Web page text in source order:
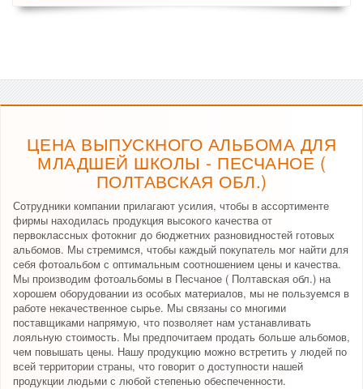
ЦЕНА ВЫПУСКНОГО АЛЬБОМА ДЛЯ
МЛАДШЕЙ ШКОЛЫ - ПЕСЧАНОЕ (
ПОЛТАВСКАЯ ОБЛ.)
Сотрудники компании прилагают усилия, чтобы в ассортименте
фирмы находилась продукция высокого качества от
первоклассных фотокниг до бюджетних разновидностей готовых
альбомов. Мы стремимся, чтобы каждый покупатель мог найти для
себя фотоальбом с оптимальным соотношением цены и качества.
Мы производим фотоальбомы в Песчаное ( Полтавская обл.) на
хорошем оборудовании из особых материалов, мы не пользуемся в
работе некачественное сырье. Мы связаны со многими
поставщиками напрямую, что позволяет нам устанавливать
лояльную стоимость. Мы предпочитаем продать больше альбомов,
чем повышать цены. Нашу продукцию можно встретить у людей по
всей территории страны, что говорит о доступности нашей
продукции людьми с любой степенью обеспеченности.